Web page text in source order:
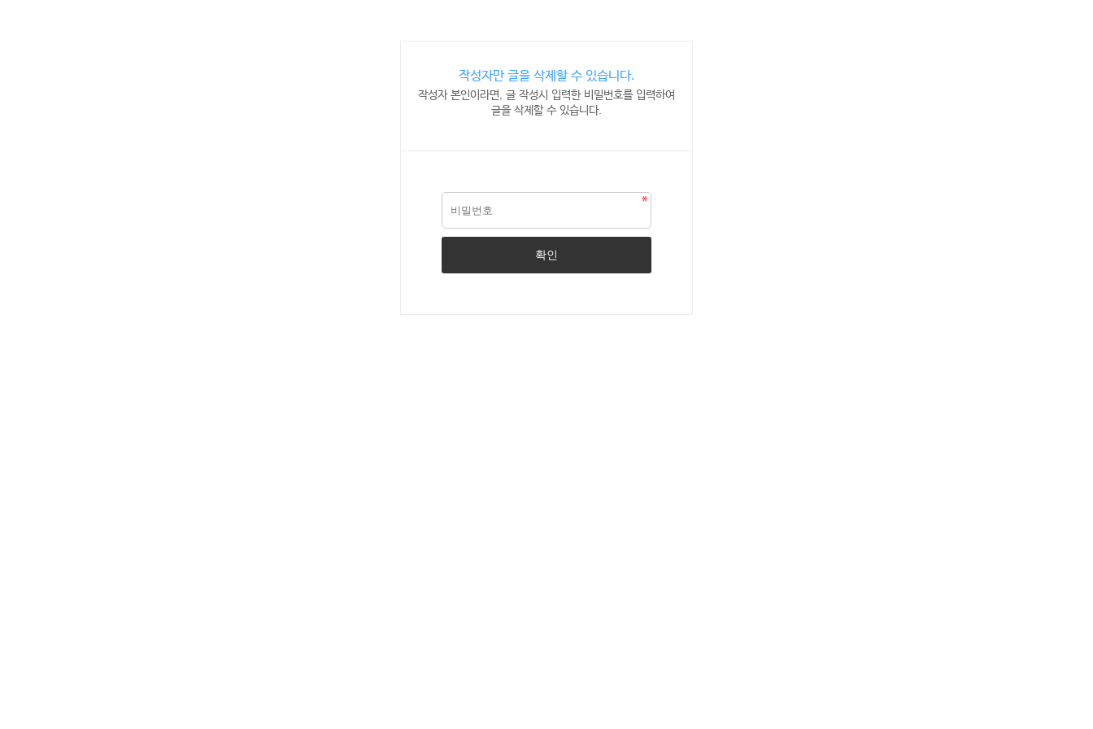
작성자만 글을 삭제할 수 있습니다.
작성자 본인이라면, 글 작성시 입력한 비밀번호를 입력하여
글을 삭제할 수 있습니다.